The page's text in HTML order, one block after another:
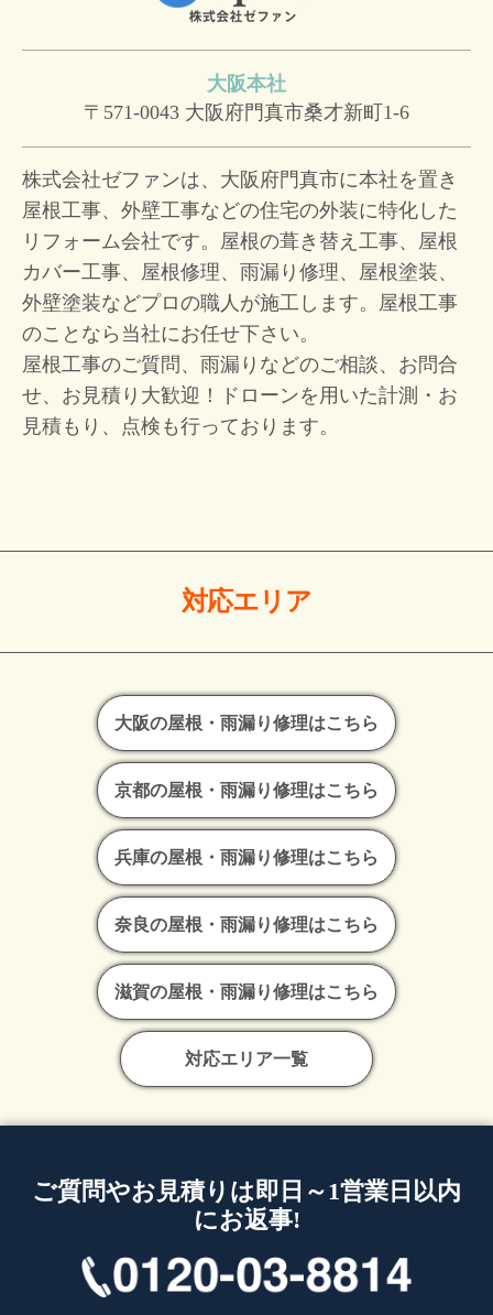
大阪本社
〒571-0043 大阪府門真市桑才新町1-6
株式会社ゼファンは、大阪府門真市に本社を置き
屋根工事、外壁工事などの住宅の外装に特化した
リフォーム会社です。屋根の葺き替え工事、屋根
カバー工事、屋根修理、雨漏り修理、屋根塗装、
外壁塗装などプロの職人が施工します。屋根工事
のことなら当社にお任せ下さい。
屋根工事のご質問、雨漏りなどのご相談、お問合
せ、お見積り大歓迎！
ドローンを用いた計測・お
見積もり、点検も行っております。
対応エリア
大阪の屋根・雨漏り修理はこちら
京都の屋根・雨漏り修理はこちら
兵庫の屋根・雨漏り修理はこちら
奈良の屋根・雨漏り修理はこちら
滋賀の屋根・雨漏り修理はこちら
対応エリア一覧
ご質問やお見積りは即日～1営業日以内
にお返事!